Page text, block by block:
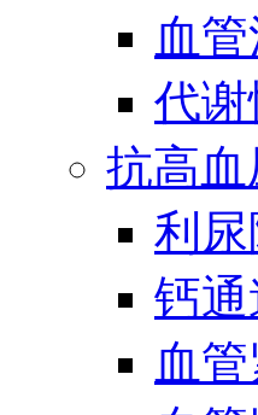
血
代
抗高血
利
钙
血